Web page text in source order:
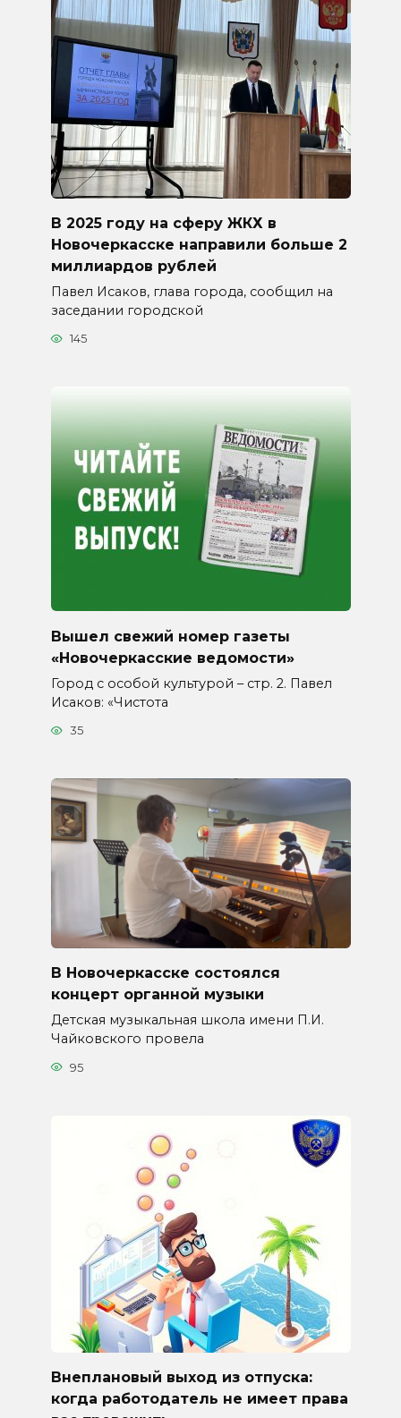
В 2025 году на сферу ЖКХ в
Новочеркасске направили больше 2
миллиардов рублей
Павел Исаков, глава города, сообщил на
заседании городской
145
Вышел свежий номер газеты
«Новочеркасские ведомости»
Город с особой культурой – стр. 2. Павел
Исаков: «Чистота
35
В Новочеркасске состоялся
концерт органной музыки
Детская музыкальная школа имени П.И.
Чайковского провела
95
Внеплановый выход из отпуска:
когда работодатель не имеет права